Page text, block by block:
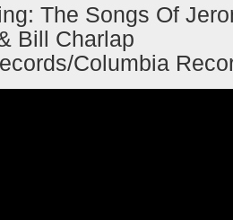
The Songs Of
Bill Charlap
Columbia